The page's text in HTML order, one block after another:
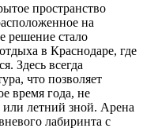
пространство
на
решение стало
в Краснодаре, где
Здесь всегда
что позволяет
время года, не
летний зной. Арена
лабиринта с